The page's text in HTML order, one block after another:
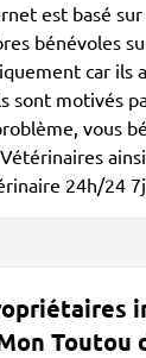
est basé
bénévoles
car ils
sont motivés
vous
24h/24
Toutou